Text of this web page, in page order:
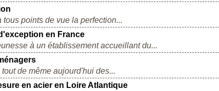
tous points de vue la perfection...
en France
à un établissement accueillant du...
de même aujourd'hui des...
en acier en Loire Atlantique